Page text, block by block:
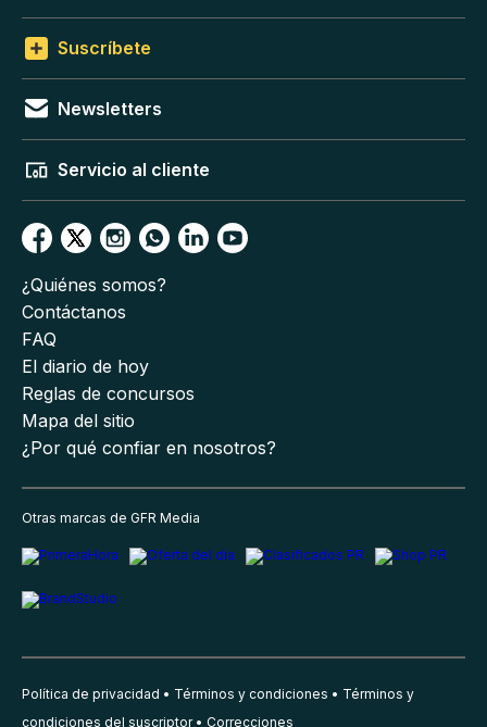
Suscríbete
Newsletters
Servicio al cliente
¿Quiénes somos?
Contáctanos
FAQ
El diario de hoy
Reglas de concursos
Mapa del sitio
¿Por qué confiar en nosotros?
Otras marcas de GFR Media
Política de privacidad Términos y condiciones
Términos y
condiciones del suscriptor
Correcciones